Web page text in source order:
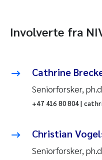
Involverte fra
Cathrine
Seniorforsker,
+47 416 80 804 |
Christian
Seniorforsker,